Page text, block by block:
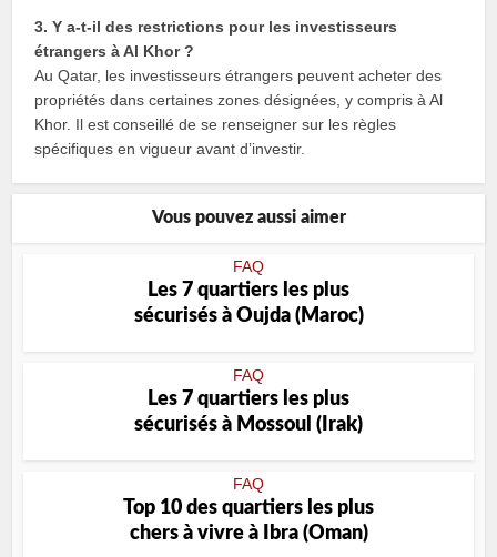
3. Y a-t-il des restrictions pour les investisseurs
étrangers à Al Khor ?
Au Qatar, les investisseurs étrangers peuvent acheter des
propriétés dans certaines zones désignées, y compris à Al
Khor. Il est conseillé de se renseigner sur les règles
spécifiques en vigueur avant d’investir.
Vous pouvez aussi aimer
FAQ
Les 7 quartiers les plus
sécurisés à Oujda (Maroc)
FAQ
Les 7 quartiers les plus
sécurisés à Mossoul (Irak)
FAQ
Top 10 des quartiers les plus
chers à vivre à Ibra (Oman)